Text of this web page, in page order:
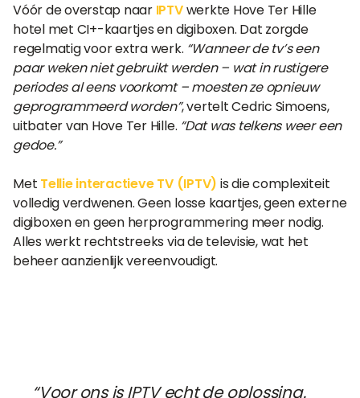
Vóór de overstap naar IPTVwerkte Hove Ter Hille
hotel met CI+-kaartjes en digiboxen. Dat zorgde
regelmatig voor extra werk. “Wanneer de tv’s een
paar weken niet gebruikt werden – wat in rustigere
periodes al eens voorkomt – moesten ze opnieuw
geprogrammeerd worden”, vertelt Cedric Simoens,
uitbater van Hove Ter Hille. “Dat was telkens weer een
gedoe.”
Met Tellie interactieve TV (IPTV) is die complexiteit
volledig verdwenen. Geen losse kaartjes, geen externe
digiboxen en geen herprogrammering meer nodig.
Alles werkt rechtstreeks via de televisie, wat het
beheer aanzienlijk vereenvoudigt.
“Voor ons is IPTV echt de oplossing.